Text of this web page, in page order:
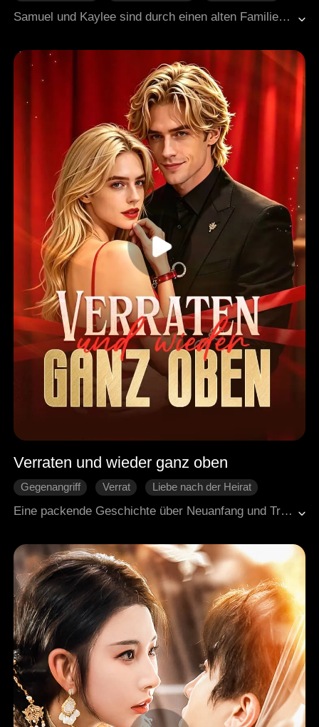
Moderne Liebesgeschichten
Samuel und Kaylee sind durch einen alten Familienvertrag verlobt, mehr nicht. Während er als eiskalter Geschäftsmann ständig unterwegs ist, genießt sie es, ihn kaum sehen zu müssen. Für beide ist die bevorstehende Hochzeit nicht mehr als eine lästige Pflicht, die sie erfüllen müssen. Doch dann fängt dieser Mann, der sonst gefühlsarm wirkt, plötzlich an, sie zu vergöttern.
Verraten und wieder ganz oben
Gegenangriff Verrat
Liebe nach der Heirat
Eine packende Geschichte über Neuanfang und Triumph in einer modernen Großstadtwelt. Brinley Shaw hatte ihre Karriere für die Liebe geopfert und wurde am Ende von ihrem Exverlobten betrogen. Als sie eine Blitzheirat mit dem Wirtschaftsmagnaten Austin Moore eingeht, ist ihre Beziehung zunächst von Vorsicht und gegenseitigem Austesten geprägt. Doch mit der Zeit gewinnt Austin durch seine liebevolle Fürsorge langsam Brinleys Herz und hilft ihr, sich aus den Schatten ihrer Vergangenheit zu lösen. Brinley steigt nicht nur zu einem echten Star auf, sondern entfacht auch ihren lange vergessenen Traum vom Rennsport neu und findet zu ihrem strahlenden, lebendigen Selbst zurück.